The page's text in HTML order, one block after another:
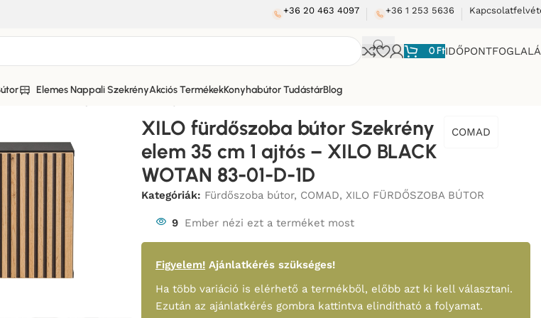
+36 20 463 4097 +36 1 253 5636
0Ft
Elemes Nappali SzekrényAkciós TermékekKonyhabútor TudástárBlog
bútor Szekrény elem 35 cm 1 ajtós – XILO BLACK WOTAN 83-01-D-1D
XILO fürdőszoba bútor Szekrény
elem 35 cm 1 ajtós – XILO BLACK
WOTAN 83-01-D-1D
COMAD
Kategóriák: Fürdőszoba bútor, COMAD, XILO FÜRDŐSZOBA BÚTOR
9 Ember nézi ezt a terméket most
Figyelem! Ajánlatkérés szükséges!
Ha több variáció is elérhető a termékből, előbb azt ki kell választani.
Ezután az ajánlatkérés gombra kattintva elindítható a folyamat.